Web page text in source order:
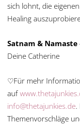
sich lohnt, die
Healing
Satnam &
Deine Catherine
♡Für mehr
auf
info@thetajunkies.de.
Themenvorschläge